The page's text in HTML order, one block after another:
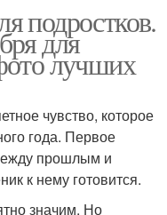
подростков.
для
лучших
чувство, которое
года. Первое
прошлым и
к нему готовится.
значим. Но